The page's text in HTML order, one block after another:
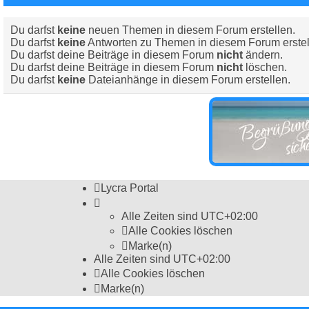
Du darfst keine neuen Themen in diesem Forum erstellen.
Du darfst keineAntworten zu Themen in diesem Forum
Du darfst deine Beiträge in diesem Forum nicht ändern.
Du darfst deine Beiträge in diesem Forum nicht löschen.
Du darfst keine Dateianhänge in diesem Forum erstellen.
Lycra Portal
Alle Zeiten sind UTC+02:00
Alle Cookies löschen
Marke(n)
Alle Zeiten sind UTC+02:00
Alle Cookies löschen
Marke(n)